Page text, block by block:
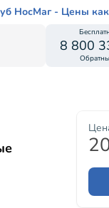
НосМаг - Цены
8 800